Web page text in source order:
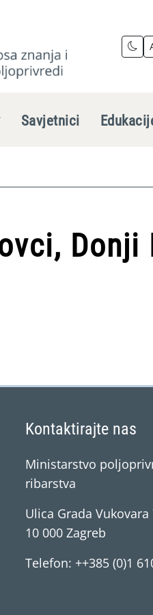
Savjetnici
Donji
Kontaktirajte nas
Ministarstvo
ribarstva
Ulica Grada Vukovara
10 000 Zagreb
Telefon: ++385 (0)1